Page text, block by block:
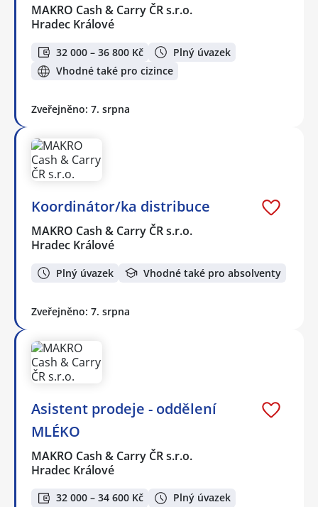
MAKRO Cash & Carry ČR s.r.o.
Hradec Králové
32 000 – 36 800 Kč
Plný úvazek
Vhodné také pro cizince
Zveřejněno: 7. srpna
Koordinátor/ka distribuce
MAKRO Cash & Carry ČR s.r.o.
Hradec Králové
Plný úvazek Vhodné také pro absolventy
Zveřejněno: 7. srpna
Asistent prodeje - oddělení
MLÉKO
MAKRO Cash & Carry ČR s.r.o.
Hradec Králové
32 000 – 34 600 Kč
Plný úvazek